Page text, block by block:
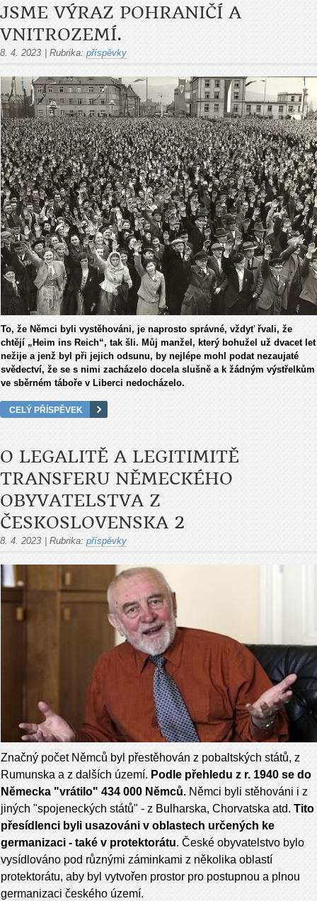
JSME VÝRAZ POHRANIČÍ A
VNITROZEMÍ.
8. 4. 2023 Rubrika: příspěvky
To, že Němci byli vystěhováni, je naprosto správné, vždyť řvali, že
chtějí „Heim ins Reich“, tak šli. Můj manžel, který bohužel už dvacet let
nežije a jenž byl při jejich odsunu, by nejlépe mohl podat nezaujaté
svědectví, že se s nimi zacházelo docela slušně a k žádným výstřelkům
ve sběrném táboře v Liberci nedocházelo.
CELÝ PŘÍSPĚVEK
O LEGALITĚ A LEGITIMITĚ
TRANSFERU NĚMECKÉHO
OBYVATELSTVA Z
ČESKOSLOVENSKA 2
8. 4. 2023 Rubrika: příspěvky
Značný počet Němců byl přestěhován z pobaltských států, z
Rumunska a z dalších území. Podle přehledu z r. 1940 se do
Německa "vrátilo" 434 000 Němců. Němci byli stěhováni i z
jiných "spojeneckých států" - z Bulharska, Chorvatska atd. Tito
přesídlenci byli usazováni v oblastech určených ke
germanizaci - také v protektorátu. České obyvatelstvo bylo
vysídlováno pod různými záminkami z několika oblastí
protektorátu, aby byl vytvořen prostor pro postupnou a plnou
germanizaci českého území.